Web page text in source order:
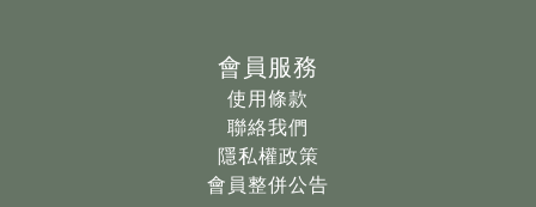
會員服務
使用條款
聯絡我們
隱私權政策
會員整併公告